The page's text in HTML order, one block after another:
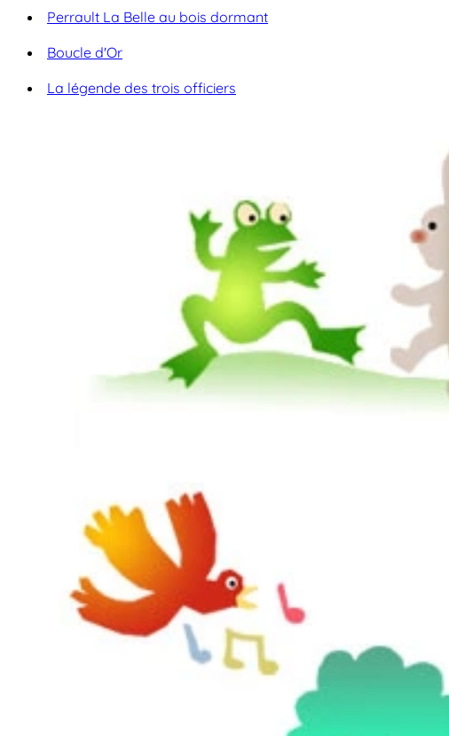
Perrault La Belle au bois dormant
Boucle d'Or
La légende des trois officiers